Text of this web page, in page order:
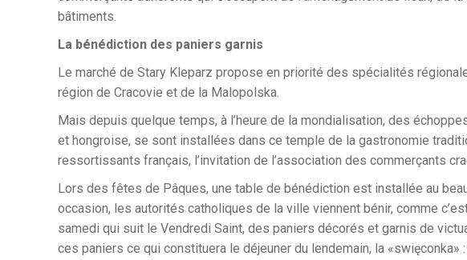
bâtiments.
La bénédiction des paniers garnis
Le marché de Stary Kleparz propose en priorité des spécialités
région de Cracovie et de la Malopolska.
Mais depuis quelque temps, à l’heure de la mondialisation, des
et hongroise, se sont installées dans ce temple de la gastronomie
ressortissants français, l’invitation de l’association des commerçants
Lors des fêtes de Pâques, une table de bénédiction est installée au
occasion, les autorités catholiques de la ville viennent bénir, comme
samedi qui suit le Vendredi Saint, des paniers décorés et garnis de
ces paniers ce qui constituera le déjeuner du lendemain, la